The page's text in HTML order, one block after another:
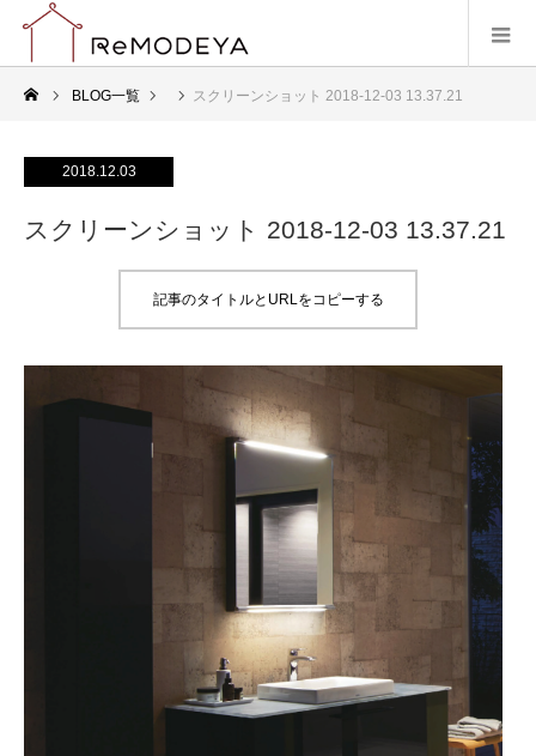
BLOG一覧 スクリーンショット 2018-12-03 13.37.21
2018.12.03
スクリーンショット 2018-12-03 13.37.21
記事のタイトルとURLをコピーする